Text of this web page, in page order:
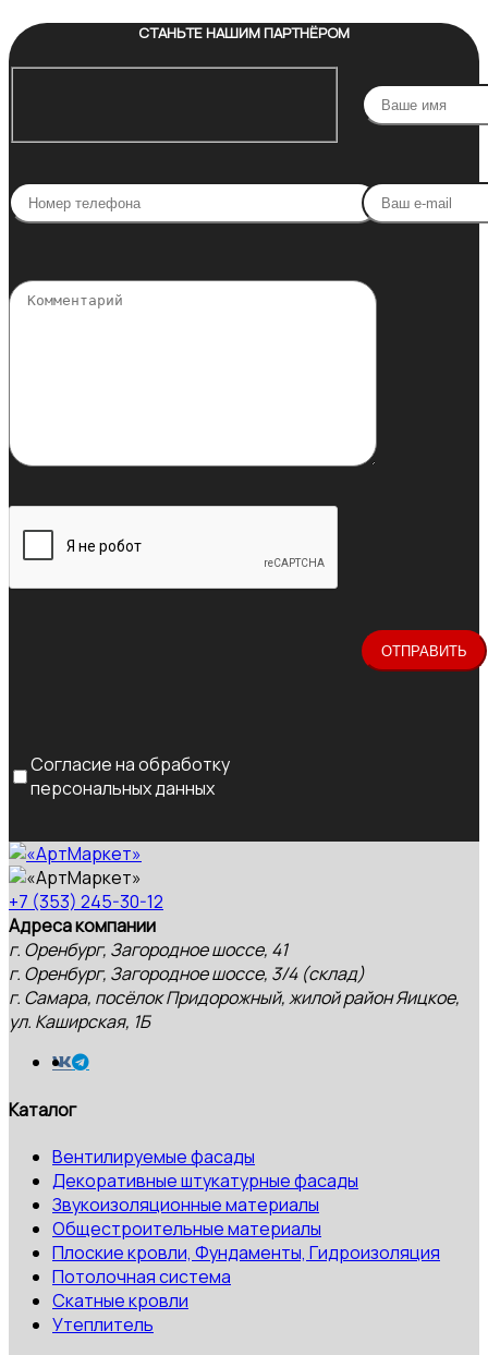
СТАНЬТЕ НАШИМ ПАРТНЁРОМ
Согласие на обработку
персональных данных
+7 (353) 245-30-12
Адреса компании
г. Оренбург, Загородное шоссе, 41
г. Оренбург, Загородное шоссе, 3/4 (склад)
г. Самара, посёлок Придорожный, жилой район Яицкое,
ул. Каширская, 1Б
Каталог
Вентилируемые фасады
Декоративные штукатурные фасады
Звукоизоляционные материалы
Общестроительные материалы
Плоские кровли, Фундаменты, Гидроизоляция
Потолочная система
Скатные кровли
Утеплитель